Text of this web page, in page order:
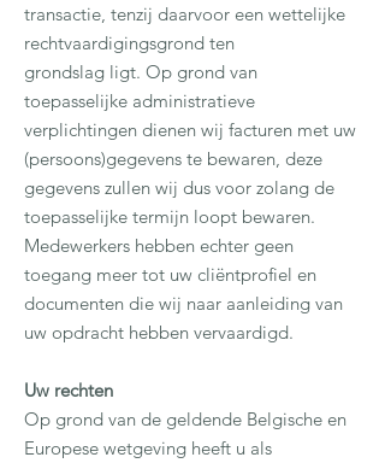
transactie, tenzij daarvoor een wettelijke
rechtvaardigingsgrond ten
grondslag ligt. Op grond van
toepasselijke administratieve
verplichtingen dienen wij facturen met uw
(persoons)gegevens te bewaren, deze
gegevens zullen wij dus voor zolang de
toepasselijke termijn loopt bewaren.
Medewerkers hebben echter geen
toegang meer tot uw cliëntprofiel en
documenten die wij naar aanleiding van
uw opdracht hebben vervaardigd.
Uw rechten
Op grond van de geldende Belgische en
Europese wetgeving heeft u als